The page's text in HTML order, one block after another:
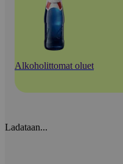
Alkoholittomat oluet
Ladataan...